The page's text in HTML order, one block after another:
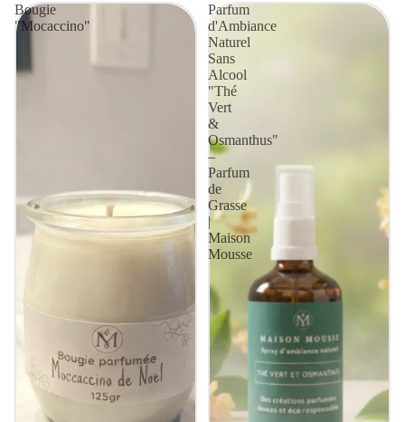
Bougie
"Mocaccino"
Parfum
d'Ambiance
Naturel
Sans
Alcool
"Thé
Vert
&
Osmanthus"
–
Parfum
de
Grasse
|
Maison
Mousse